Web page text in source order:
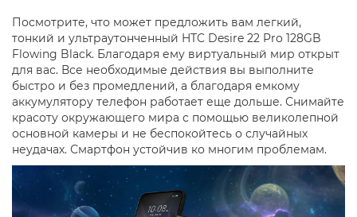
Посмотрите, что может предложить вам легкий,
тонкий и ультраутонченный HTC Desire 22 Pro 128GB
Flowing Black. Благодаря ему виртуальный мир открыт
для вас. Все необходимые действия вы выполните
быстро и без промедлений, а благодаря емкому
аккумулятору телефон работает еще дольше. Снимайте
красоту окружающего мира с помощью великолепной
основной камеры и не беспокойтесь о случайных
неудачах. Смартфон устойчив ко многим проблемам.